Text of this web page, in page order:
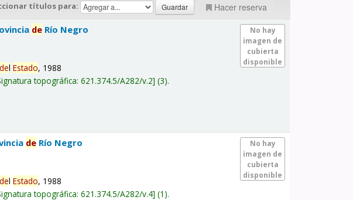
títulos para: Hacer reserva
No hay
imagen de
cubierta
disponible
de Río Negro
delEstado, 1988
topográfica:621.374.5/A282/v.2 (3).
No hay
imagen de
cubierta
disponible
de Río Negro
delEstado, 1988
topográfica:621.374.5/A282/v.4 (1).